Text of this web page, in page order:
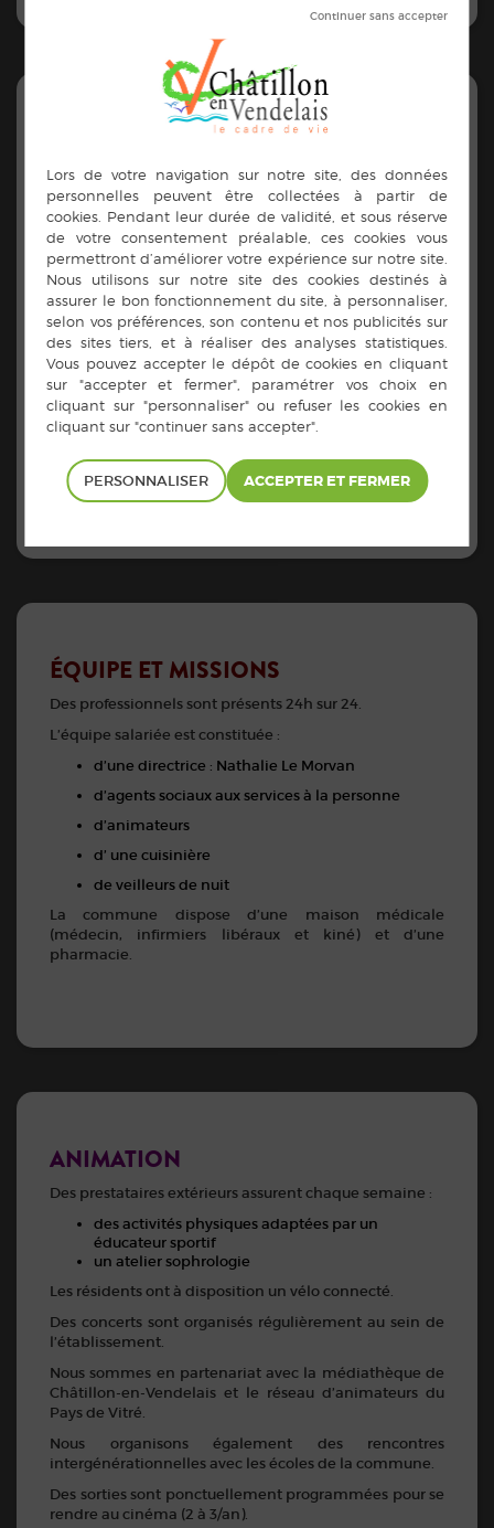
HÉBERGEMENT
L’établissement est autorisé par le Conseil
Départemental pour une capacité de 25 places.
Chaque logement, d’une surface d’une trentaine de
m2, est composé :
d’une chambre
d’un séjour équipé d’une kitchenette
d’une salle de douche et toilettes.
Chaque résident est équipé d’un appel malade
La décoration et l’ameublement sont à la charge du
résident en respectant quelques consignes de sécurité.
60€.
ÉQUIPE ET MISSIONS
Des professionnels sont présents 24h sur 24.
L’équipe salariée est constituée :
d’une directrice : Nathalie Le Morvan
d’agents sociaux aux services à la personne
d’animateurs
d’ une cuisinière
de veilleurs de nuit
La commune dispose d’une maison médicale
(médecin, infirmiers libéraux et kiné) et d’une
pharmacie.
ANIMATION
Des prestataires extérieurs assurent chaque semaine :
des activités physiques adaptées par un
éducateur sportif
un atelier sophrologie
Les résidents ont à disposition un vélo connecté.
Des concerts sont organisés régulièrement au sein de
l’établissement.
Nous sommes en partenariat avec la médiathèque de
Châtillon-en-Vendelais et le réseau d’animateurs du
Pays de Vitré.
Nous organisons également des rencontres
intergénérationnelles avec les écoles de la commune.
Des sorties sont ponctuellement programmées pour se
rendre au cinéma (2 à 3/an).
PERSONNALISER